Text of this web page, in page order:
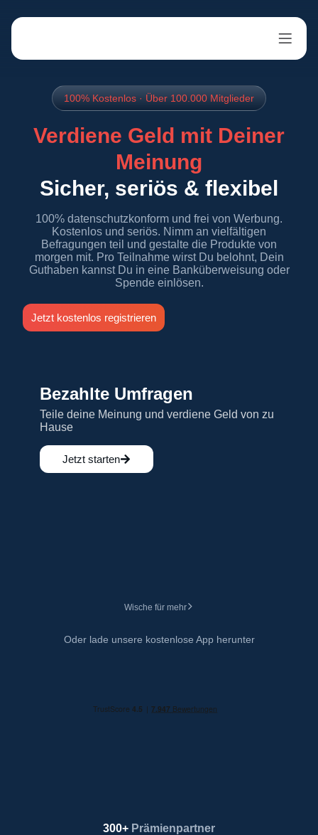
100% Kostenlos · Über 100.000 Mitglieder
Verdiene Geld mit Deiner
Meinung
Sicher, seriös & flexibel
100% datenschutzkonform und frei von Werbung.
Kostenlos und seriös. Nimm an vielfältigen
Befragungen teil und gestalte die Produkte von
morgen mit. Pro Teilnahme wirst Du belohnt, Dein
Guthaben kannst Du in eine Banküberweisung oder
Spende einlösen.
Jetzt kostenlos registrieren
Bezahlte Umfragen
Teile deine Meinung und verdiene Geld von zu
Hause
Jetzt starten
Wische für mehr
Oder lade unsere kostenlose App herunter
300+ Prämienpartner